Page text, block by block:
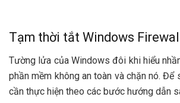
Tạm thời tắt Windows
Tường lửa của Windows đôi khi hiểu
phần mềm không an toàn và chặn nó. Để
cần thực hiện theo các bước hướng dẫn